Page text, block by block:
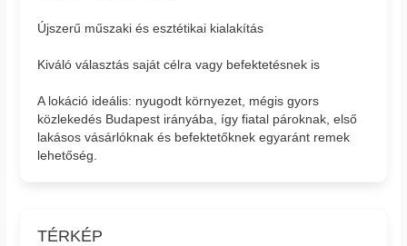
Újszerű műszaki és esztétikai kialakítás
Kiváló választás saját célra vagy befektetésnek is
A lokáció ideális: nyugodt környezet, mégis gyors
közlekedés Budapest irányába, így fiatal pároknak, első
lakásos vásárlóknak és befektetőknek egyaránt remek
lehetőség.
TÉRKÉP